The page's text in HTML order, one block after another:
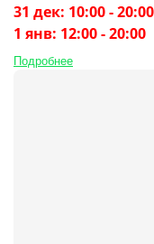
31 дек: 10:00 - 20:00
1 янв: 12:00 - 20:00
Подробнее